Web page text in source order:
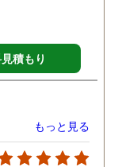
積もり
もっと見る